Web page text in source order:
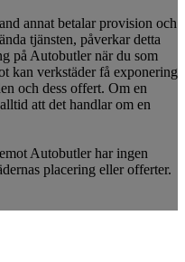
annat betalar provision och
tjänsten, påverkar detta
på Autobutler när du som
kan verkstäder få exponering
och dess offert. Om en
att det handlar om en
Autobutler har ingen
placering eller offerter.